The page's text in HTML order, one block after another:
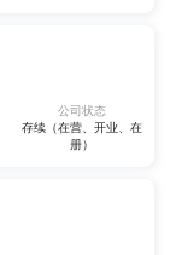
公司状态
存续（在营、开业、在
册）